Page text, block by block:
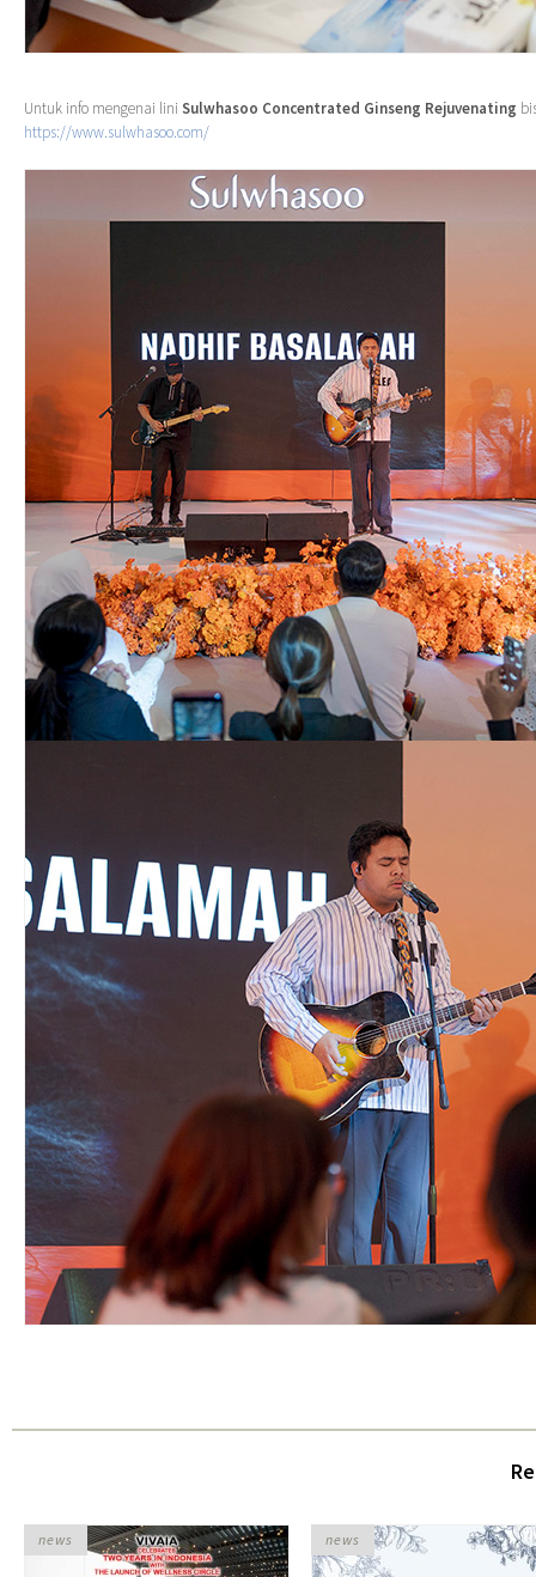
Untuk info mengenai lini Sulwhasoo Concentrated Ginseng Rejuvenating
https://www.sulwhasoo.com/
news news